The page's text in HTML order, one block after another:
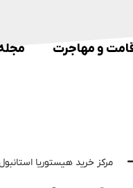
و مهاجرت
مرکز خرید هیستوریا